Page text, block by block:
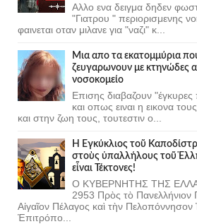
Αλλο ενα δειγμα δηδεν
"Γιατρου " περιορισμενης
φαινεται οταν μιλανε για "ναζι" κ...
Μια απο τα εκατομμύρια
ζευγαρωνουν με κτηνώδες
νοσοκομείο
Επισης διαβαζουν
και οπως ειναι η εικονα τους
και στην ζωη τους, τουτεστιν ο...
Ἡ Ἐγκύκλιος τοῦ
στοὺς ὑπαλλήλους τοῦ
εἶναι Τέκτονες!
Ο ΚΥΒΕΡΝΗΤΗΣ ΤΗΣ
2953 Πρὸς τὸ Πανελλήνιον
Αἰγαῖον Πέλαγος καὶ τὴν Πελοπόννησον
Ἐπιτρόπο...